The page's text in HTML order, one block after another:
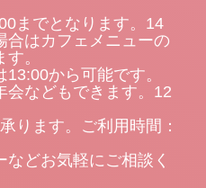
までとなります。14
合はカフェメニューの
。
から可能です。
会などもできます。12
ります。ご利用時間：
どお気軽にご相談く